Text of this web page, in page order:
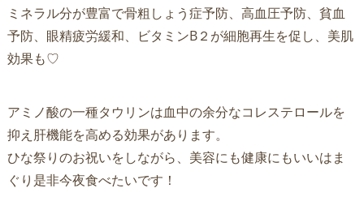
ミネラル分が豊富で骨粗しょう症予防、高血圧予防、貧血
予防、眼精疲労緩和、ビタミンB２が細胞再生を促し、美肌
効果も♡
アミノ酸の一種タウリンは血中の余分なコレステロールを
抑え肝機能を高める効果があります。
ひな祭りのお祝いをしながら、美容にも健康にもいいはま
ぐり是非今夜食べたいです！